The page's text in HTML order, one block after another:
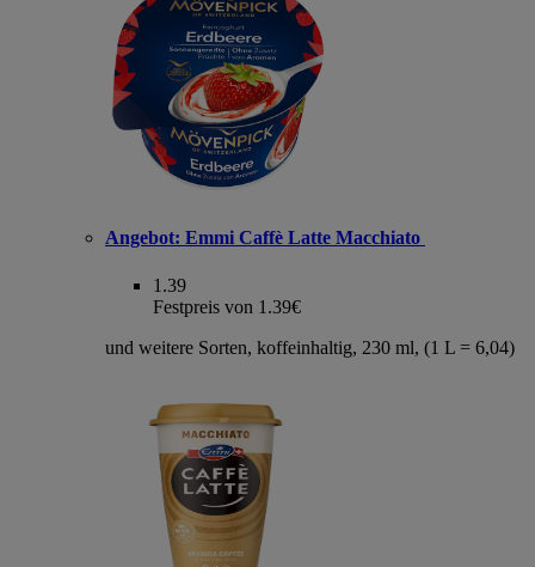
Angebot: Emmi Caffè Latte Macchiato
1.39
Festpreis von 1.39€
und weitere Sorten, koffeinhaltig, 230 ml, (1 L = 6,04)